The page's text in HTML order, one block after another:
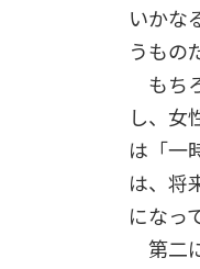
いかな
うもの
もち
し、女
は「一
は、将
になっ
第二